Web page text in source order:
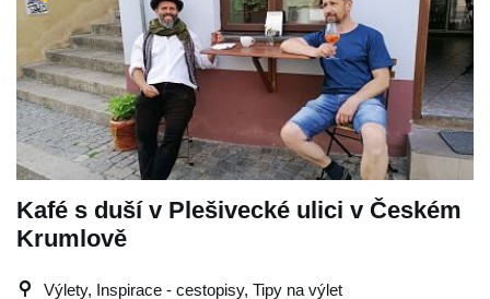
Kafé s duší v Plešivecké ulici v Českém
Krumlově
Výlety, Inspirace - cestopisy, Tipy na výlet